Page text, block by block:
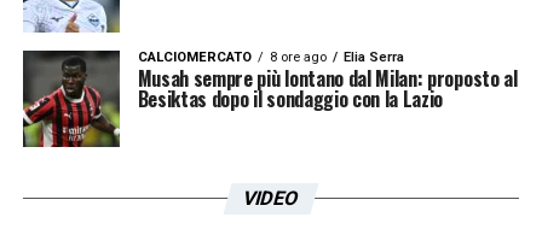
CALCIOMERCATO 8 ore ago Elia Serra
Musah sempre più lontano dal Milan: proposto al
Besiktas dopo il sondaggio con la Lazio
VIDEO